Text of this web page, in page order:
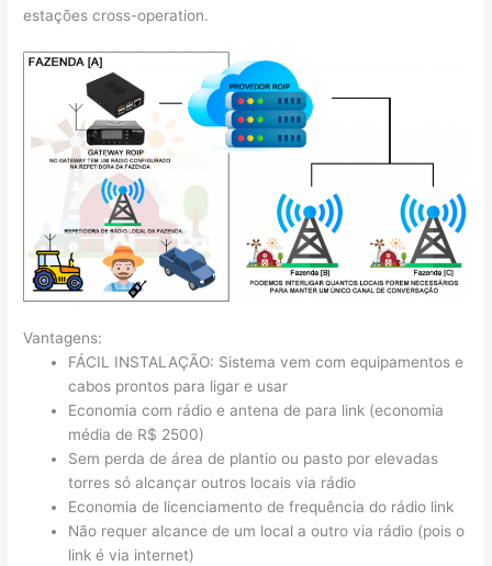
estações cross-operation.
Vantagens:
FÁCIL INSTALAÇÃO: Sistema vem com equipamentos e
cabos prontos para ligar e usar
Economia com rádio e antena de para link (economia
média de R$ 2500)
Sem perda de área de plantio ou pasto por elevadas
torres só alcançar outros locais via rádio
Economia de licenciamento de frequência do rádio link
Não requer alcance de um local a outro via rádio (pois o
link é via internet)